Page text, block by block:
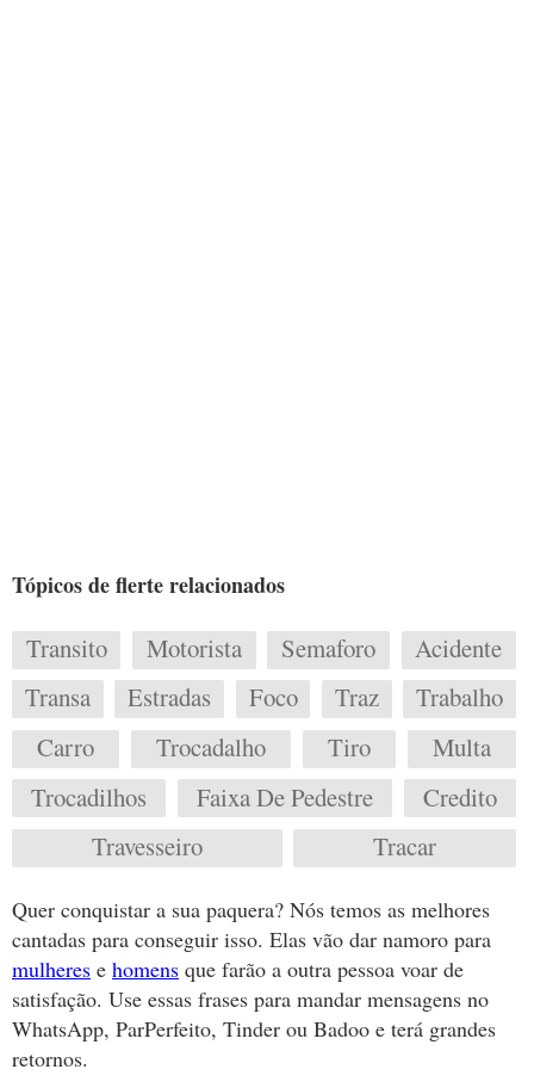
Tópicos de flerte relacionados
Transito Motorista Semaforo
Acidente
Transa
Estradas Foco Traz
Trabalho
Carro
Trocadalho Tiro
Multa
Trocadilhos
Faixa De Pedestre
Credito
Travesseiro
Tracar
Quer conquistar a sua paquera? Nós temos as melhores
cantadas para conseguir isso. Elas vão dar namoro para
mulheres e homens que farão a outra pessoa voar de
satisfação. Use essas frases para mandar mensagens no
WhatsApp, ParPerfeito, Tinder ou Badoo e terá grandes
retornos.